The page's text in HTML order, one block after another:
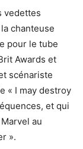
vedettes
chanteuse
pour le tube
Awards et
scénariste
« I may destroy
et qui
au
».